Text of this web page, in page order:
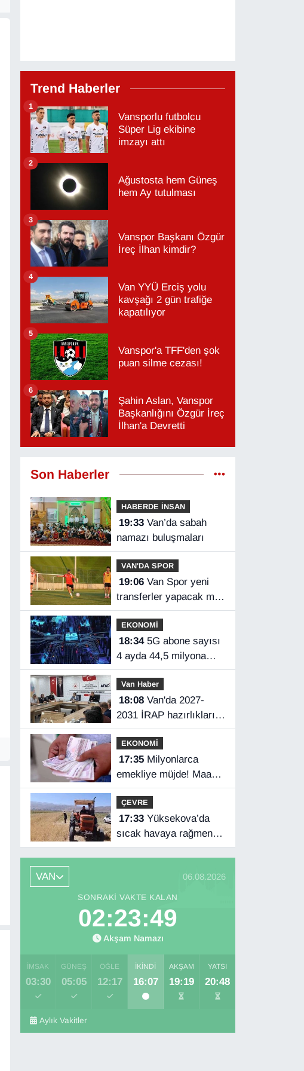
Trend Haberler
Vansporlu futbolcu
Süper Lig ekibine
imzayı attı
1
Ağustosta hem Güneş
hem Ay tutulması
2
Vanspor Başkanı Özgür
İreç İlhan kimdir?
3
Van YYÜ Erciş yolu
kavşağı 2 gün trafiğe
kapatılıyor
4
Vanspor'a TFF'den şok
puan silme cezası!
5
Şahin Aslan, Vanspor
Başkanlığını Özgür İreç
İlhan'a Devretti
6
Son Haberler
HABERDE İNSAN
19:33Van’da sabah
namazı buluşmaları
VAN'DA SPOR
19:06Van Spor yeni
transferler yapacak mı?
Başkan Özgür İreç İlhan
açıkladı
EKONOMİ
18:345G abone sayısı
4 ayda 44,5 milyona
ulaştı
Van Haber
18:08Van'da 2027-
2031 İRAP hazırlıkları
başladı
EKONOMİ
17:35Milyonlarca
emekliye müjde! Maaş
farkları bu gece
hesaplarda
ÇEVRE
17:33Yüksekova’da
sıcak havaya rağmen
hasat mesaisi başladı
VAN 06.08.2026
SONRAKI VAKTE KALAN
02:23:49
Akşam Namazı
İMSAK
03:30
GÜNEŞ
05:05
ÖĞLE
12:17
İKINDI
16:07
AKŞAM
19:19
YATSI
20:48
Aylık Vakitler